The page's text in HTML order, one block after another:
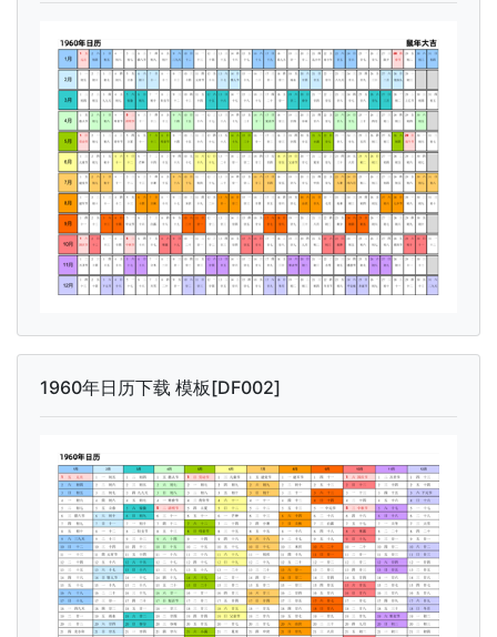
1960年日历下载 模板[DF002]